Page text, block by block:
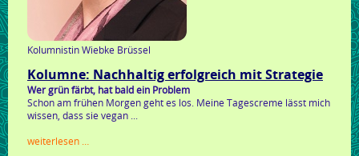
Kolumnistin Wiebke Brüssel
Kolumne: Nachhaltig erfolgreich mit Strategie
Wer grün färbt, hat bald ein Problem
Schon am frühen Morgen geht es los. Meine Tagescreme lässt mich
wissen, dass sie vegan ...
weiterlesen …